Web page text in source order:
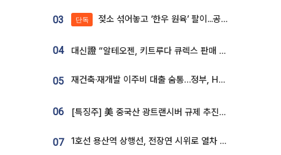
03 단독 젖소 섞어놓고 ‘한우 원육’ 팔이...공영홈쇼핑 표기·검증 구멍
04 대신證 “알테오젠, 키트루다 큐렉스 판매 3배 급증…목표가 41만원 상향”
05 재건축·재개발 이주비 대출 숨통…정부, HF 보증 신설 추진
06 [특징주] 美 중국산 광트랜시버 규제 추진에 대한광통신 등 광통신株 강세
07 1호선 용산역 상행선, 전장연 시위로 열차 무정차 운행